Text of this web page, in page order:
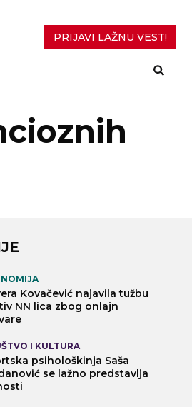
PRIJAVI LAŽNU VEST!
Kovačević najavila tužbu
NN lica zbog onlajn
I KULTURA
psihološkinja Saša
se lažno predstavlja